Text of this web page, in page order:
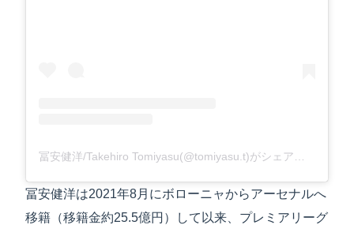
冨安健洋は2021年8月にボローニャからアーセナルへ
移籍（移籍金約25.5億円）して以来、プレミアリーグ